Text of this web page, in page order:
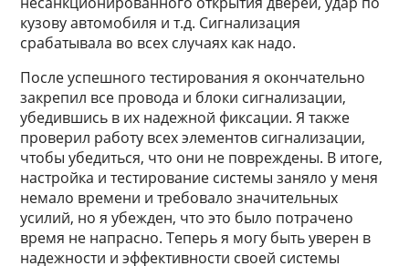
кузову автомобиля и т.д. Сигнализация
срабатывала во всех случаях как надо.
После успешного тестирования я окончательно
закрепил все провода и блоки сигнализации,
убедившись в их надежной фиксации. Я также
проверил работу всех элементов сигнализации,
чтобы убедиться, что они не повреждены. В итоге,
настройка и тестирование системы заняло у меня
немало времени и требовало значительных
усилий, но я убежден, что это было потрачено
время не напрасно. Теперь я могу быть уверен в
надежности и эффективности своей системы